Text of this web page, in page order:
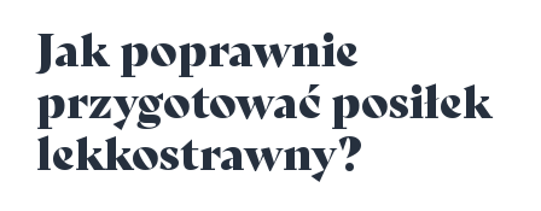
Jak poprawnie
przygotować posiłek
lekkostrawny?